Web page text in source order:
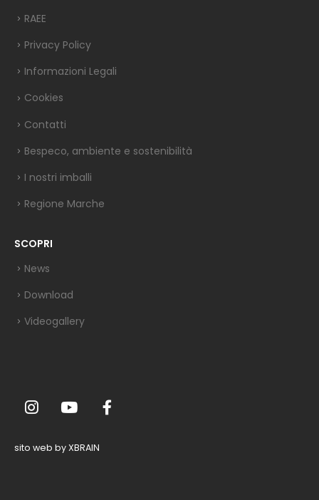
RAEE
Privacy Policy
Informazioni Legali
Cookies
Contatti
Bespeco, ambiente e sostenibilità
I nostri imballi
Regione Marche
SCOPRI
News
Download
Videogallery
sito web by XBRAIN